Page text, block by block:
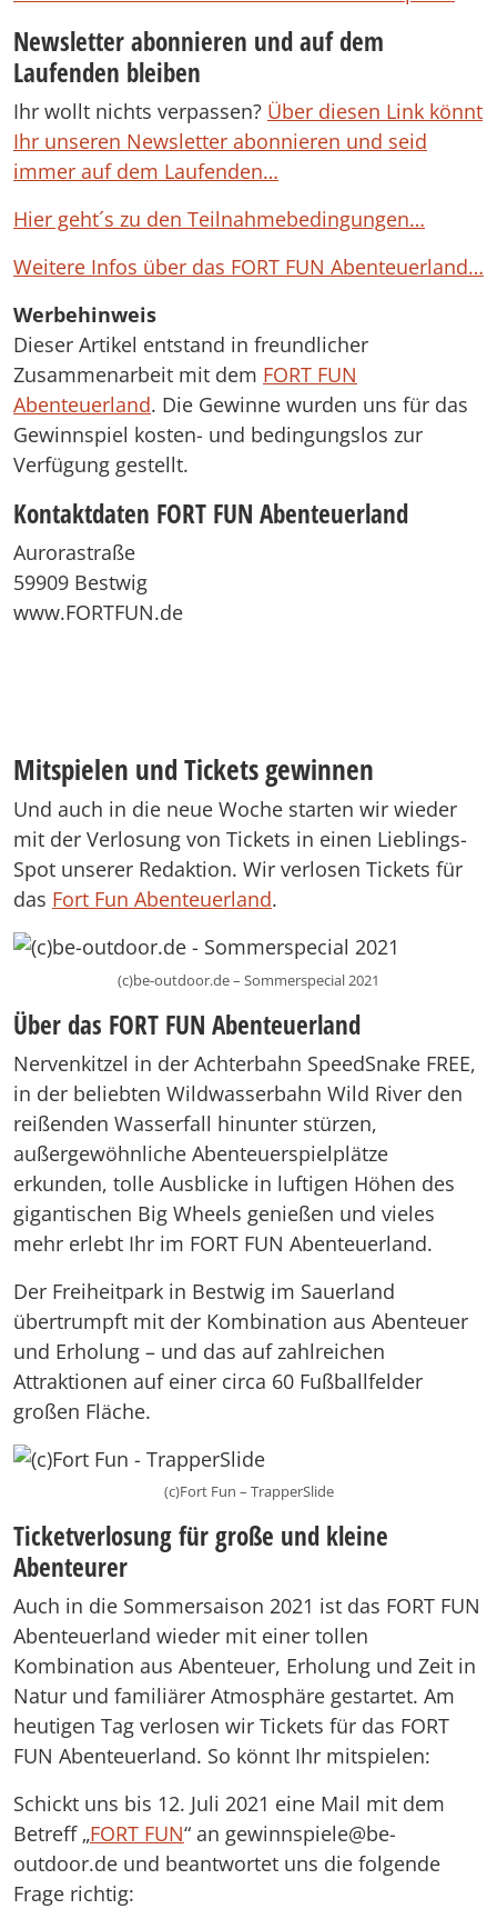
Newsletter abonnieren und auf dem
Laufenden bleiben
Ihr wollt nichts verpassen? Über diesen Link könnt
Ihr unseren Newsletter abonnieren und seid
immer auf dem Laufenden…
Hier geht´s zu den Teilnahmebedingungen…
Weitere Infos über das FORT FUN Abenteuerland…
Werbehinweis
Dieser Artikel entstand in freundlicher
Zusammenarbeit mit dem FORT FUN
Abenteuerland. Die Gewinne wurden uns für das
Gewinnspiel kosten- und bedingungslos zur
Verfügung gestellt.
Kontaktdaten FORT FUN Abenteuerland
Aurorastraße
59909 Bestwig
www.FORTFUN.de
Mitspielen und Tickets gewinnen
Und auch in die neue Woche starten wir wieder
mit der Verlosung von Tickets in einen Lieblings-
Spot unserer Redaktion. Wir verlosen Tickets für
das Fort Fun Abenteuerland.
(c)be-outdoor.de – Sommerspecial 2021
Über das FORT FUN Abenteuerland
Nervenkitzel in der Achterbahn SpeedSnake FREE,
in der beliebten Wildwasserbahn Wild River den
reißenden Wasserfall hinunter stürzen,
außergewöhnliche Abenteuerspielplätze
erkunden, tolle Ausblicke in luftigen Höhen des
gigantischen Big Wheels genießen und vieles
mehr erlebt Ihr im FORT FUN Abenteuerland.
Der Freiheitpark in Bestwig im Sauerland
übertrumpft mit der Kombination aus Abenteuer
und Erholung – und das auf zahlreichen
Attraktionen auf einer circa 60 Fußballfelder
großen Fläche.
(c)Fort Fun – TrapperSlide
Ticketverlosung für große und kleine
Abenteurer
Auch in die Sommersaison 2021 ist das FORT FUN
Abenteuerland wieder mit einer tollen
Kombination aus Abenteuer, Erholung und Zeit in
Natur und familiärer Atmosphäre gestartet. Am
heutigen Tag verlosen wir Tickets für das FORT
FUN Abenteuerland. So könnt Ihr mitspielen:
Schickt uns bis 12. Juli 2021 eine Mail mit dem
Betreff „FORT FUN“ an gewinnspiele@be-
outdoor.de und beantwortet uns die folgende
Frage richtig: